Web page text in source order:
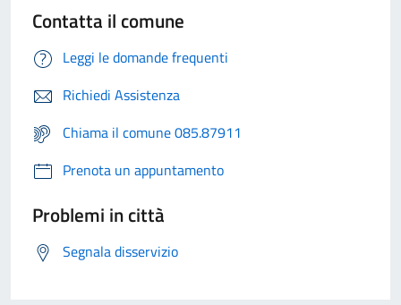
Contatta il comune
Leggi le domande frequenti
Richiedi Assistenza
Chiama il comune 085.87911
Prenota un appuntamento
Problemi in città
Segnala disservizio